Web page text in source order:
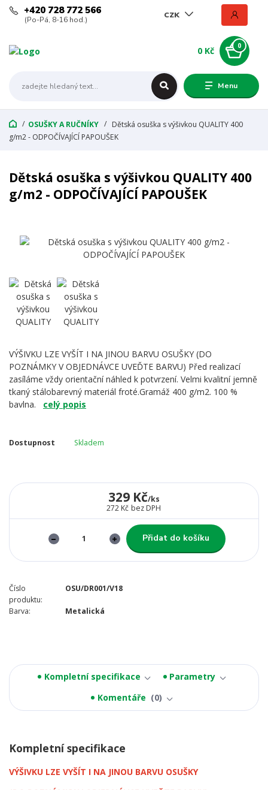
Menu
CZK
+420 728 772 566
(Po-Pá, 8-16 hod.)
0
0 Kč
OSUŠKY A RUČNÍKY
Dětská osuška s výšivkou QUALITY 400
g/m2 - ODPOČÍVAJÍCÍ PAPOUŠEK
Dětská osuška s výšivkou QUALITY 400
g/m2 - ODPOČÍVAJÍCÍ PAPOUŠEK
VÝŠIVKU LZE VYŠÍT I NA JINOU BARVU OSUŠKY (DO
POZNÁMKY V OBJEDNÁVCE UVEĎTE BARVU) Před realizací
zasíláme vždy orientační náhled k potvrzení. Velmi kvalitní jemně
tkaný stálobarevný materiál froté.Gramáž 400 g/m2. 100 %
bavlna. celý popis
Dostupnost Skladem
329 Kč/ks
272 Kč bez DPH
Přidat do košíku
Číslo
produktu:
OSU/DR001/V18
Barva: Metalická
Kompletní specifikace
Parametry
Komentáře
0
Kompletní specifikace
VÝŠIVKU LZE VYŠÍT I NA JINOU BARVU OSUŠKY